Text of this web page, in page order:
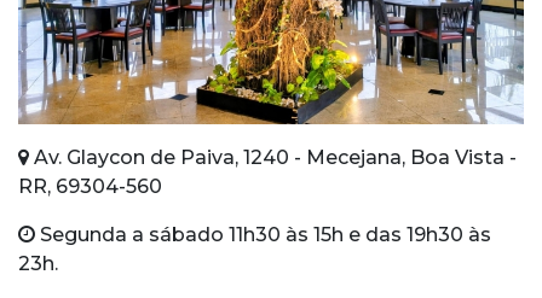
Av. Glaycon de Paiva, 1240 - Mecejana, Boa Vista -
RR, 69304-560
Segunda a sábado 11h30 às 15h e das 19h30 às
23h.